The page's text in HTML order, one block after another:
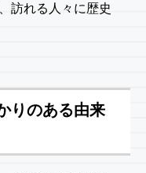
訪れる人々に歴史
りのある由来